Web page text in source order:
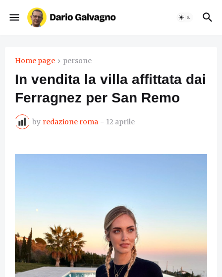
Home page persone
In vendita la villa affittata dai
Ferragnez per San Remo
by redazione roma - 12 aprile